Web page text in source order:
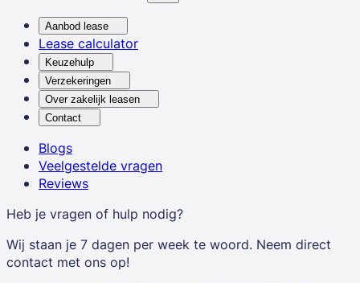
Aanbod lease
Lease calculator
Keuzehulp
Verzekeringen
Over zakelijk leasen
Contact
Blogs
Veelgestelde vragen
Reviews
Heb je vragen of hulp nodig?
Wij staan je 7 dagen per week te woord. Neem direct
contact met ons op!